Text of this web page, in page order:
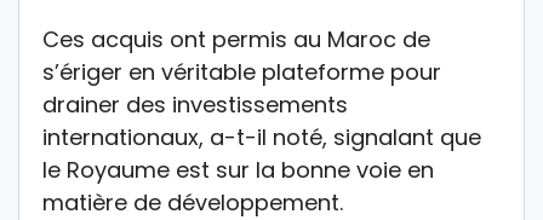
Ces acquis ont permis au Maroc de
s’ériger en véritable plateforme pour
drainer des investissements
internationaux, a-t-il noté, signalant que
le Royaume est sur la bonne voie en
matière de développement.